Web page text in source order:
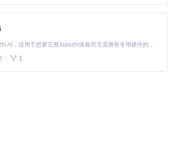
基于Python的Xiaozhi AI，适用于想要完整Xiaozhi体验而无需拥有专用硬件的用户。
1